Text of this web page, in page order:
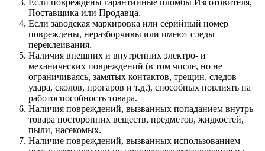
Если повреждены гарантийные пломбы Изготовителя,
Поставщика или Продавца.
Если заводская маркировка или серийный номер
повреждены, неразборчивы или имеют следы
переклеивания.
Наличия внешних и внутренних электро- и
механических повреждений (в том числе, но не
ограничиваясь, замятых контактов, трещин, следов
удара, сколов, прогаров и т.д.), способных повлиять на
работоспособность товара.
Наличия повреждений, вызванных попаданием внутрь
товара посторонних веществ, предметов, жидкостей,
пыли, насекомых.
Наличие повреждений, вызванных использованием